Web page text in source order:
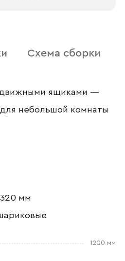
Схема сборки
ящиками —
небольшой комнаты
320 мм
1200 мм